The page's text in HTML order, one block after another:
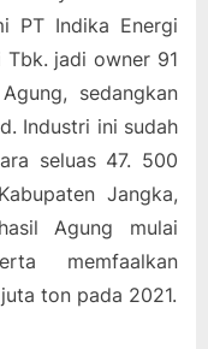
PT Indika Energi
Tbk. jadi owner 91
sedangkan
Industri ini sudah
seluas 47. 500
Jangka,
Agung mulai
memfaalkan
ton pada 2021.